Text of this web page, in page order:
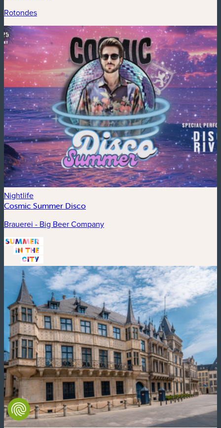
Rotondes
Nightlife
Cosmic Summer Disco
Brauerei - Big Beer Company